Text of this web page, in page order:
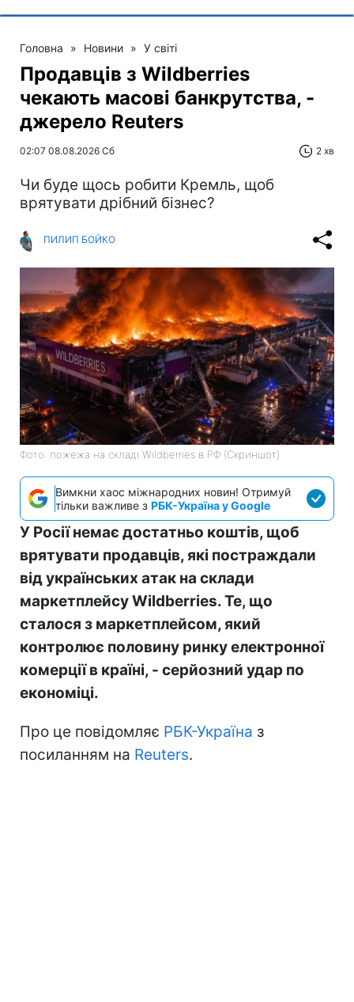
Головна » Новини » У світі
Продавців з Wildberries
чекають масові банкрутства, -
джерело Reuters
02:07 08.08.2026 Сб 2 хв
Чи буде щось робити Кремль, щоб
врятувати дрібний бізнес?
ПИЛИП БОЙКО
Фото: пожежа на складі Wildberries в РФ (Скриншот)
Вимкни хаос міжнародних новин! Отримуй
тільки важливе з РБК-Україна у Google
У Росії немає достатньо коштів, щоб
врятувати продавців, які постраждали
від українських атак на склади
маркетплейсу Wildberries. Те, що
сталося з маркетплейсом, який
контролює половину ринку електронної
комерції в країні, - серйозний удар по
економіці.
Про це повідомляє РБК-Україна з
посиланням на Reuters.